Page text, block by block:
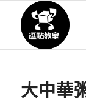
大中華